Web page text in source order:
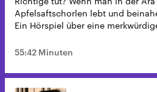
Apfelsaftschorlen lebt und
Ein Hörspiel über eine
55:42 Minuten